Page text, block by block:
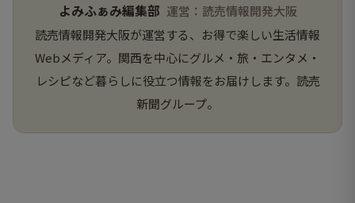
よみふぁみ編集部 運営：読売情報開発大阪
読売情報開発大阪が運営する、お得で楽しい生活情報
Webメディア。関西を中心にグルメ・旅・エンタメ・
レシピなど暮らしに役立つ情報をお届けします。読売
新聞グループ。